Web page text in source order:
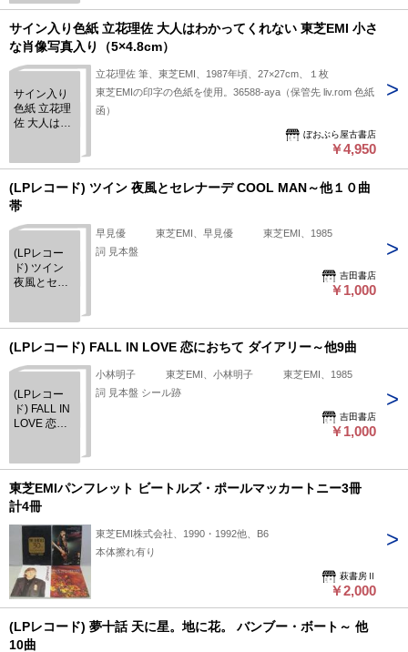
曲
サイン入り色紙 立花理佐 大人はわかってくれない 東芝EMI 小さ
な肖像写真入り（5×4.8cm）
サイン入り
色紙 立花理
佐 大人はわ
EMI 小さな
肖像写真入
り
（5×4.8cm）
立花理佐 筆、東芝EMI、1987年頃、27×27cm、１枚
東芝EMIの印字の色紙を使用。36588-aya（保管先 liv.rom 色紙
函）
ぼおぶら屋古書店
￥4,950
(LPレコード) ツイン 夜風とセレナーデ COOL MAN～他１０曲
帯
(LPレコー
ド) ツイン
夜風とセレ
～他１０曲
帯
早見優 東芝EMI、早見優 東芝EMI、1985
詞 見本盤
吉田書店
￥1,000
(LPレコード) FALL IN LOVE 恋におちて ダイアリー～他9曲
(LPレコー
ド) FALL IN
LOVE 恋に
曲
小林明子 東芝EMI、小林明子 東芝EMI、1985
詞 見本盤 シール跡
吉田書店
￥1,000
東芝EMIパンフレット ビートルズ・ポールマッカートニー3冊
計4冊
東芝EMI株式会社、1990・1992他、B6
本体擦れ有り
萩書房Ⅱ
￥2,000
(LPレコード) 夢十話 天に星。地に花。 バンブー・ボート～ 他
10曲